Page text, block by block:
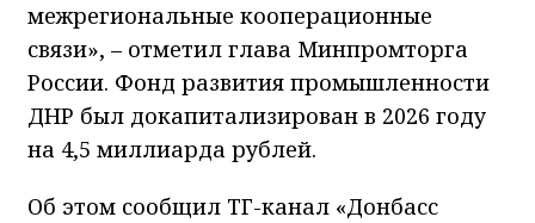
межрегиональные кооперационные
связи», – отметил глава Минпромторга
России. Фонд развития промышленности
ДНР был докапитализирован в 2026 году
на 4,5 миллиарда рублей.
Об этом сообщил ТГ-канал «Донбасс